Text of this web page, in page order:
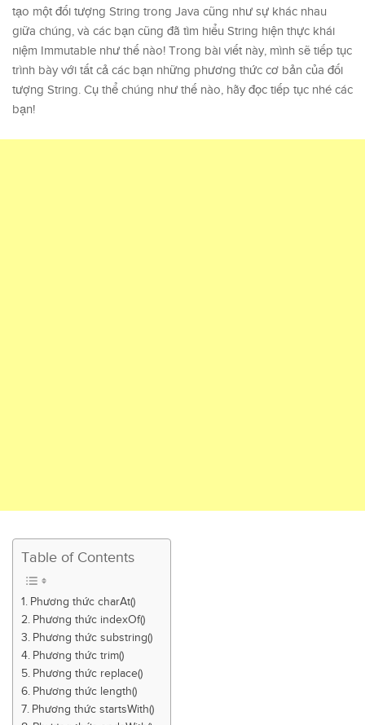
tạo một đối tượng String trong Java cũng như sự khác nhau
giữa chúng, và các bạn cũng đã tìm hiểu String hiện thực khái
niệm Immutable như thế nào! Trong bài viết này, mình sẽ tiếp tục
trình bày với tất cả các bạn những phương thức cơ bản của đối
tượng String. Cụ thể chúng như thế nào, hãy đọc tiếp tục nhé các
bạn!
Table of Contents
Phương thức charAt()
Phương thức indexOf()
Phương thức substring()
Phương thức trim()
Phương thức replace()
Phương thức length()
Phương thức startsWith()